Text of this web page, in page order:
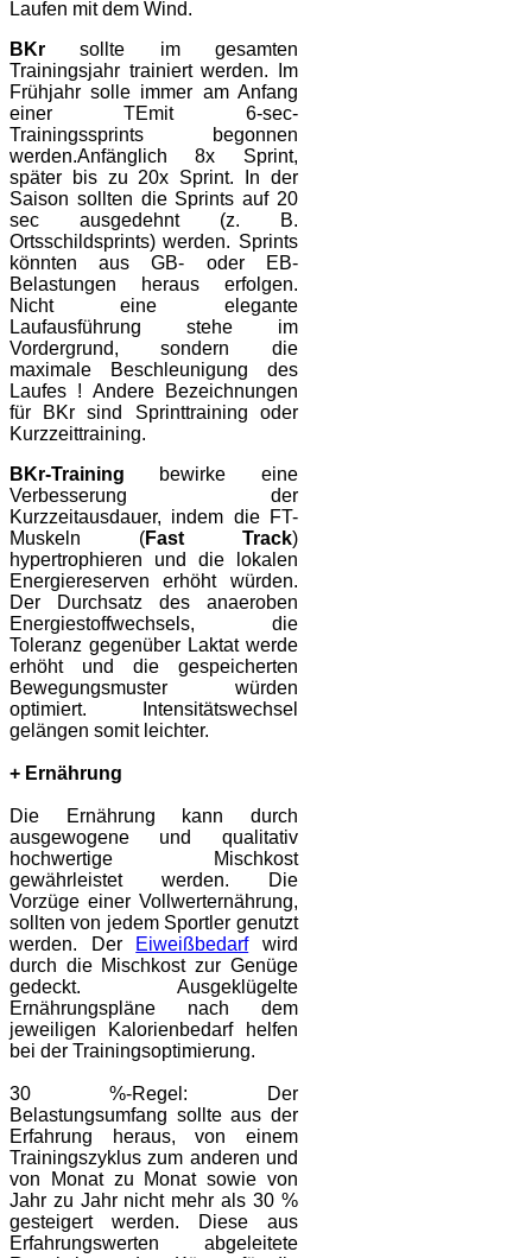
Laufen mit dem Wind.
BKrsollte im gesamten
Trainingsjahr trainiert werden. Im
Frühjahr solle immer am Anfang
einer TEmit 6-sec-
Trainingssprints begonnen
werden.Anfänglich 8x Sprint,
später bis zu 20x Sprint. In der
Saison sollten die Sprints auf 20
sec ausgedehnt (z. B.
Ortsschildsprints) werden. Sprints
könnten aus GB- oder EB-
Belastungen heraus erfolgen.
Nicht eine elegante
Laufausführung stehe im
Vordergrund, sondern die
maximale Beschleunigung des
Laufes ! Andere Bezeichnungen
für BKr sind Sprinttraining oder
Kurzzeittraining.
BKr-Training bewirke eine
Verbesserung der
Kurzzeitausdauer, indem die FT-
Muskeln (Fast Track)
hypertrophieren und die lokalen
Energiereserven erhöht würden.
Der Durchsatz des anaeroben
Energiestoffwechsels, die
Toleranz gegenüber Laktat werde
erhöht und die gespeicherten
Bewegungsmuster würden
optimiert. Intensitätswechsel
gelängen somit leichter.
+ Ernährung
Die Ernährung kann durch
ausgewogene und qualitativ
hochwertige Mischkost
gewährleistet werden. Die
Vorzüge einer Vollwerternährung,
sollten von jedem Sportler genutzt
werden. Der
Eiweißbedarfwird
durch die Mischkost zur Genüge
gedeckt. Ausgeklügelte
Ernährungspläne nach dem
jeweiligen Kalorienbedarf helfen
bei der Trainingsoptimierung.
30 %-Regel: Der
Belastungsumfang sollte aus der
Erfahrung heraus, von einem
Trainingszyklus zum anderen und
von Monat zu Monat sowie von
Jahr zu Jahr nicht mehr als 30 %
gesteigert werden. Diese aus
Erfahrungswerten abgeleitete